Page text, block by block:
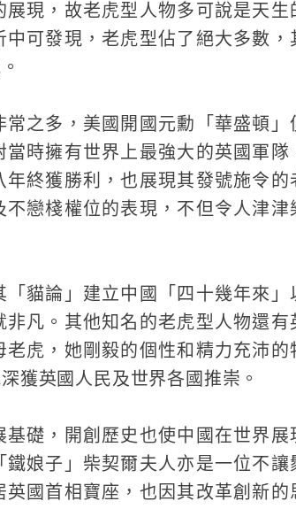
現，故老虎型人物多可說是天
可發現，老虎型佔了絕大多數
之多，美國開國元勳「華盛頓
時擁有世界上最強大的英國軍隊
終獲勝利，也展現其發號施令的
戀棧權位的表現，不但令人津津
貓論」建立中國「四十幾年來」
凡。其他知名的老虎型人物還有
虎，她剛毅的個性和精力充沛的
獲英國人民及世界各國推崇。
礎，開創歷史也使中國在世界展
娘子」柴契爾夫人亦是一位不
國首相寶座，也因其改革創新的